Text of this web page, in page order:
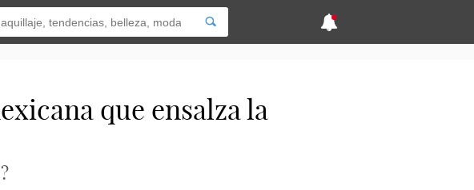
que ensalza la